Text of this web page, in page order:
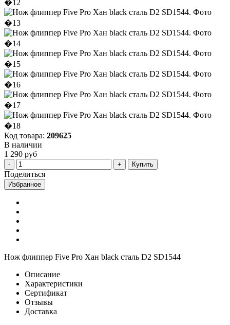
Код товара: 209625
В наличии
1 290 руб
Купить
Поделиться
Избранное
Нож флиппер Five Pro Хан black сталь D2 SD1544
Описание
Характеристики
Сертификат
Отзывы
Доставка